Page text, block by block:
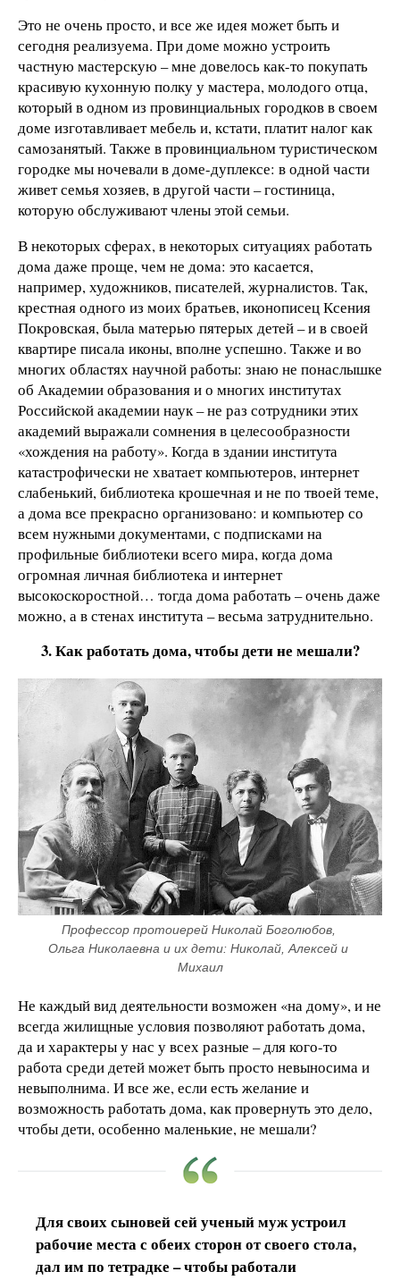
Это не очень просто, и все же идея может быть и
сегодня реализуема. При доме можно устроить
частную мастерскую – мне довелось как-то покупать
красивую кухонную полку у мастера, молодого отца,
который в одном из провинциальных городков в своем
доме изготавливает мебель и, кстати, платит налог как
самозанятый. Также в провинциальном туристическом
городке мы ночевали в доме-дуплексе: в одной части
живет семья хозяев, в другой части – гостиница,
которую обслуживают члены этой семьи.
В некоторых сферах, в некоторых ситуациях работать
дома даже проще, чем не дома: это касается,
например, художников, писателей, журналистов. Так,
крестная одного из моих братьев, иконописец Ксения
Покровская, была матерью пятерых детей – и в своей
квартире писала иконы, вполне успешно. Также и во
многих областях научной работы: знаю не понаслышке
об Академии образования и о многих институтах
Российской академии наук – не раз сотрудники этих
академий выражали сомнения в целесообразности
«хождения на работу». Когда в здании института
катастрофически не хватает компьютеров, интернет
слабенький, библиотека крошечная и не по твоей теме,
а дома все прекрасно организовано: и компьютер со
всем нужными документами, с подписками на
профильные библиотеки всего мира, когда дома
огромная личная библиотека и интернет
высокоскоростной… тогда дома работать – очень даже
можно, а в стенах института – весьма затруднительно.
3. Как работать дома, чтобы дети не мешали?
Профессор протоиерей Николай Боголюбов,
Ольга Николаевна и их дети: Николай, Алексей и
Михаил
Не каждый вид деятельности возможен «на дому», и не
всегда жилищные условия позволяют работать дома,
да и характеры у нас у всех разные – для кого-то
работа среди детей может быть просто невыносима и
невыполнима. И все же, если есть желание и
возможность работать дома, как провернуть это дело,
чтобы дети, особенно маленькие, не мешали?
Для своих сыновей сей ученый муж устроил
рабочие места с обеих сторон от своего стола,
дал им по тетрадке – чтобы работали